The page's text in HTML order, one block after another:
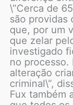
\”Cerca de
são providas
que, por um
que zelar
investigado
no processo.
alteração
criminal\”,
Fux também